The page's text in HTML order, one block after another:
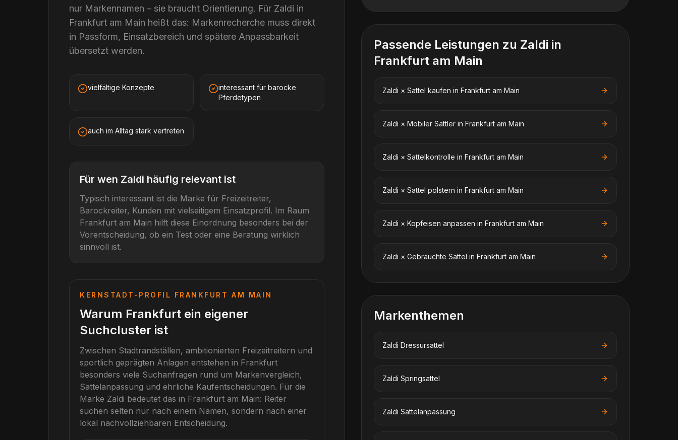
nur Markennamen – sie braucht Orientierung. Für Zaldi in
Frankfurt am Main heißt das: Markenrecherche muss direkt
in Passform, Einsatzbereich und spätere Anpassbarkeit
übersetzt werden.
vielfältige Konzepte
interessant für barocke
Pferdetypen
auch im Alltag stark vertreten
Für wen Zaldi häufig relevant ist
Typisch interessant ist die Marke für Freizeitreiter,
Barockreiter, Kunden mit vielseitigem Einsatzprofil. Im Raum
Frankfurt am Main hilft diese Einordnung besonders bei der
Vorentscheidung, ob ein Test oder eine Beratung wirklich
sinnvoll ist.
KERNSTADT-PROFIL FRANKFURT AM MAIN
Warum Frankfurt ein eigener
Suchcluster ist
Zwischen Stadtrandställen, ambitionierten Freizeitreitern und
sportlich geprägten Anlagen entstehen in Frankfurt
besonders viele Suchanfragen rund um Markenvergleich,
Sattelanpassung und ehrliche Kaufentscheidungen. Für die
Marke Zaldi bedeutet das in Frankfurt am Main: Reiter
suchen selten nur nach einem Namen, sondern nach einer
lokal nachvollziehbaren Entscheidung.
Passende Leistungen zu Zaldi in
Frankfurt am Main
Zaldi × Sattel kaufen in Frankfurt am Main
Zaldi × Mobiler Sattler in Frankfurt am Main
Zaldi × Sattelkontrolle in Frankfurt am Main
Zaldi × Sattel polstern in Frankfurt am Main
Zaldi × Kopfeisen anpassen in Frankfurt am Main
Zaldi × Gebrauchte Sättel in Frankfurt am Main
Markenthemen
Zaldi Dressursattel
Zaldi Springsattel
Zaldi Sattelanpassung